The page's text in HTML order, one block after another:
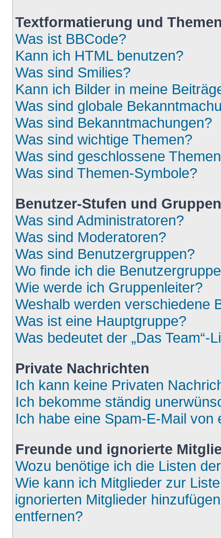
Textformatierung und
Was ist BBCode?
Kann ich HTML benutzen?
Was sind Smilies?
Kann ich Bilder in meine
Was sind globale
Was sind Bekanntmachungen?
Was sind wichtige Themen?
Was sind geschlossene
Was sind Themen-Symbole?
Benutzer-Stufen und Gruppen
Was sind Administratoren?
Was sind Moderatoren?
Was sind Benutzergruppen?
Wo finde ich die
Wie werde ich Gruppenleiter?
Weshalb werden verschiedene
Was ist eine Hauptgruppe?
Was bedeutet der „Das Team“-
Private Nachrichten
Ich kann keine Privaten
Ich bekomme ständig
Ich habe eine Spam-E-Mail
Freunde und ignorierte
Wozu benötige ich die Listen
Wie kann ich Mitglieder zur
ignorierten Mitglieder
entfernen?